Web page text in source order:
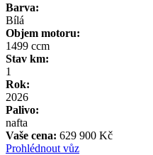
Barva:
Bílá
Objem motoru:
1499 ccm
Stav km:
1
Rok:
2026
Palivo:
nafta
Vaše cena: 629 900 Kč
Prohlédnout vůz